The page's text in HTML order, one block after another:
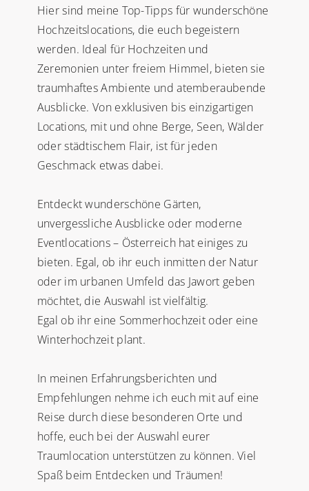
Hier sind meine Top-Tipps für wunderschöne
Hochzeitslocations, die euch begeistern
werden. Ideal für Hochzeiten und
Zeremonien unter freiem Himmel, bieten sie
traumhaftes Ambiente und atemberaubende
Ausblicke. Von exklusiven bis einzigartigen
Locations, mit und ohne Berge, Seen, Wälder
oder städtischem Flair, ist für jeden
Geschmack etwas dabei.
Entdeckt wunderschöne Gärten,
unvergessliche Ausblicke oder moderne
Eventlocations – Österreich hat einiges zu
bieten. Egal, ob ihr euch inmitten der Natur
oder im urbanen Umfeld das Jawort geben
möchtet, die Auswahl ist vielfältig.
Egal ob ihr eine Sommerhochzeit oder eine
Winterhochzeit plant.
In meinen Erfahrungsberichten und
Empfehlungen nehme ich euch mit auf eine
Reise durch diese besonderen Orte und
hoffe, euch bei der Auswahl eurer
Traumlocation unterstützen zu können. Viel
Spaß beim Entdecken und Träumen!